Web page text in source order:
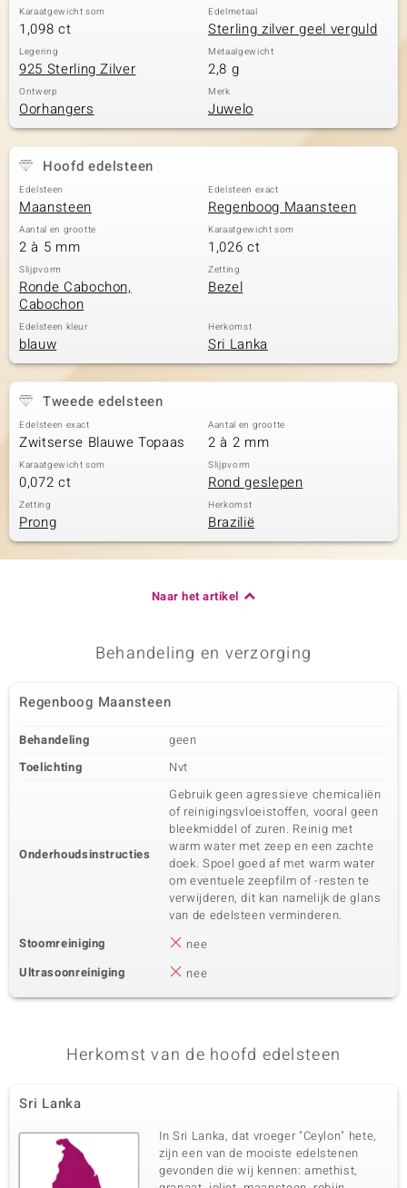
Karaatgewicht som
1,098 ct
Edelmetaal
Sterling zilver geel verguld
Legering
925 Sterling Zilver
Metaalgewicht
2,8 g
Ontwerp
Oorhangers
Merk
Juwelo
Hoofd edelsteen
Edelsteen
Maansteen
Edelsteen exact
Regenboog Maansteen
Aantal en grootte
2 à 5 mm
Karaatgewicht som
1,026 ct
Slijpvorm
Ronde Cabochon,
Cabochon
Zetting
Bezel
Edelsteen kleur
blauw
Herkomst
Sri Lanka
Tweede edelsteen
Edelsteen exact
Zwitserse Blauwe Topaas
Aantal en grootte
2 à 2 mm
Karaatgewicht som
0,072 ct
Slijpvorm
Rond geslepen
Zetting
Prong
Herkomst
Brazilië
Naar het artikel
Behandeling en verzorging
Regenboog Maansteen
Behandeling
geen
Toelichting
Nvt
Onderhoudsinstructies
Gebruik geen agressieve chemicaliën
of reinigingsvloeistoffen, vooral geen
bleekmiddel of zuren. Reinig met
warm water met zeep en een zachte
doek. Spoel goed af met warm water
om eventuele zeepfilm of -resten te
verwijderen, dit kan namelijk de glans
van de edelsteen verminderen.
Stoomreiniging
nee
Ultrasoonreiniging
nee
Herkomst van de hoofd edelsteen
Sri Lanka
In Sri Lanka, dat vroeger "Ceylon" hete,
zijn een van de mooiste edelstenen
gevonden die wij kennen: amethist,